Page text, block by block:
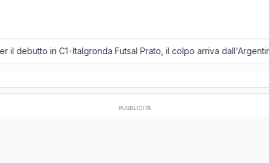
il debutto in C1•Italgronda Futsal Prato, il colpo arriva
PUBBLICITÀ